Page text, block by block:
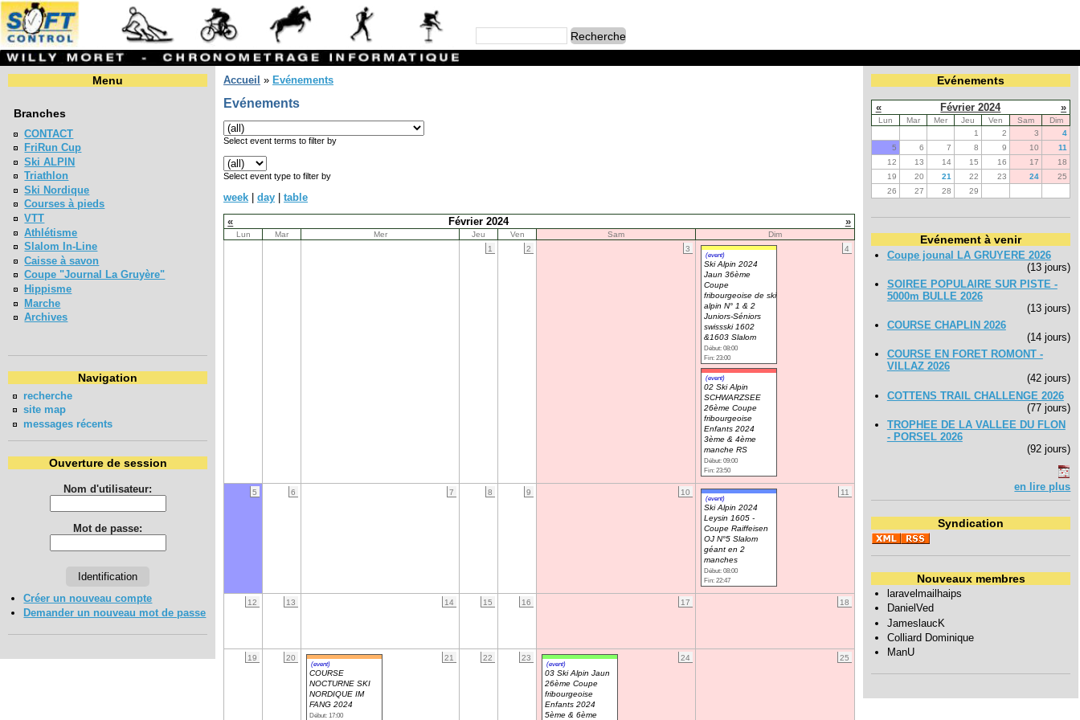
Menu
Branches
CONTACT
FriRun Cup
Ski ALPIN
Triathlon
Ski Nordique
Courses à pieds
VTT
Athlétisme
Slalom In-Line
Caisse à savon
Coupe "Journal La Gruyère"
Hippisme
Marche
Archives
Navigation
recherche
site map
messages récents
Ouverture de session
Nom d'utilisateur:
Mot de passe:
Créer un nouveau compte
Demander un nouveau mot de passe
Accueil » Evénements
Evénements
Select event terms to filter by
Select event type to filter by
week day
table
«
Février 2024 »
Lun Mar Mer Jeu Ven Sam
Dim
1
2 3 4
(event)
Ski Alpin 2024
Jaun 36ème
Coupe
fribourgeoise de ski
alpin N° 1 & 2
Juniors-Séniors
swissski 1602
&1603 Slalom
Début: 08:00
Fin: 23:00
(event)
02 Ski Alpin
SCHWARZSEE
26ème Coupe
fribourgeoise
Enfants 2024
3ème & 4ème
manche RS
Début: 09:00
Fin: 23:50
5 6 7 8 9 10 11
(event)
Ski Alpin 2024
Leysin 1605 -
Coupe Raiffeisen
OJ N°5 Slalom
géant en 2
manches
Début: 08:00
Fin: 22:47
12 13 14 15 16 17 18
19 20 21
(event)
COURSE
NOCTURNE SKI
NORDIQUE IM
FANG 2024
Début: 17:00
22 23 24
(event)
03 Ski Alpin Jaun
26ème Coupe
fribourgeoise
Enfants 2024
5ème & 6ème
25
Evénements
« Février 2024 »
Lun Mar Mer Jeu Ven Sam
Dim
1
2 3
4
5
6 7 8 9 10
11
12
13 14 15 16 17
18
19
20 21 22 23 24
25
26
27 28 29
Evénement à venir
Coupe jounal LA GRUYERE 2026
(13 jours)
SOIREE POPULAIRE SUR PISTE -
5000m BULLE 2026
(13 jours)
COURSE CHAPLIN 2026
(14 jours)
COURSE EN FORET ROMONT -
VILLAZ 2026
(42 jours)
COTTENS TRAIL CHALLENGE 2026
(77 jours)
TROPHEE DE LA VALLEE DU FLON
- PORSEL 2026
(92 jours)
en lire plus
Syndication
Nouveaux membres
laravelmailhaips
DanielVed
JameslaucK
Colliard Dominique
ManU